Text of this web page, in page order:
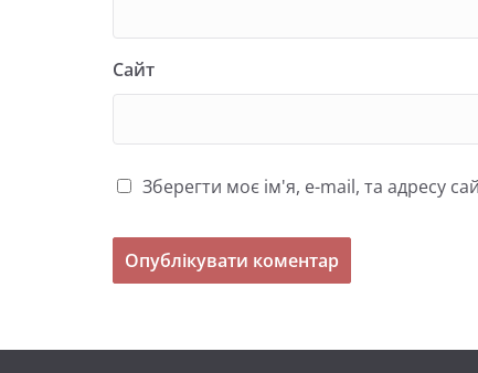
Сайт
Зберегти моє ім'я, e-mail, та адресу